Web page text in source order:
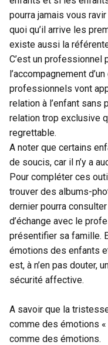
pourra jamais vous
quoi qu’il arrive les
existe aussi la
C’est un professionnel
l’accompagnement
professionnels vont
relation à l’enfant sans
relation trop exclusive
regrettable.
A noter que certains
de soucis, car il n’y a
Pour compléter ces
trouver des albums-
dernier pourra
d’échange avec le
présentifier sa famille.
émotions des enfants
est, à n’en pas douter,
sécurité affective.
A savoir que la
comme des émotions
comme des émotions.